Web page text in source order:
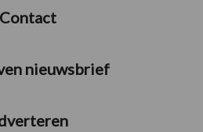
Contact
nieuwsbrief